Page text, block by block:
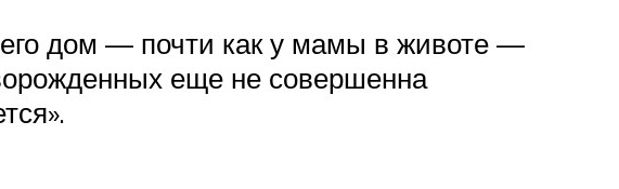
дом — почти как у мамы в животе —
еще не совершенна